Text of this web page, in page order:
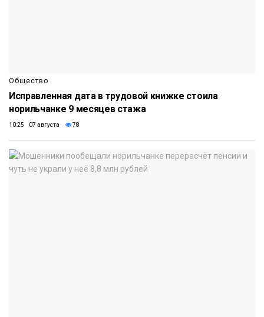
Общество
Исправленная дата в трудовой книжке стоила
норильчанке 9 месяцев стажа
10:25 07 августа 78